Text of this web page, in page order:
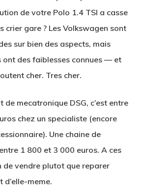
de votre Polo 1.4 TSI a casse
crier gare ? Les Volkswagen sont
sur bien des aspects, mais
ont des faiblesses connues — et
cher. Tres cher.
de mecatronique DSG, c’est entre
chez un specialiste (encore
Une chaine de
1 800 et 3 000 euros. A ces
de vendre plutot que reparer
d’elle-meme.